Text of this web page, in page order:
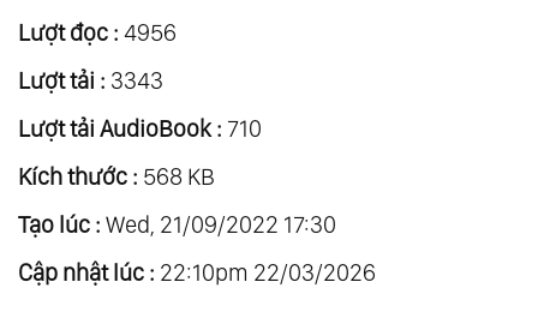
Lượt đọc : 4956
Lượt tải : 3343
Lượt tải AudioBook : 710
Kích thước : 568 KB
Tạo lúc : Wed, 21/09/2022 17:30
Cập nhật lúc : 22:10pm 22/03/2026